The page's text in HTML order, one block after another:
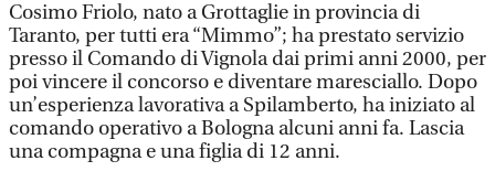
Cosimo Friolo, nato a Grottaglie in provincia di
Taranto, per tutti era “Mimmo”; ha prestato servizio
presso il Comando di Vignola dai primi anni 2000, per
poi vincere il concorso e diventare maresciallo. Dopo
un’esperienza lavorativa a Spilamberto, ha iniziato al
comando operativo a Bologna alcuni anni fa. Lascia
una compagna e una figlia di 12 anni.